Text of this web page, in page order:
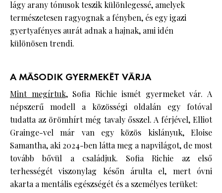
lágy arany tónusok teszik különlegessé, amelyek
természetesen ragyognak a fényben, és egy igazi
gyertyafényes aurát adnak a hajnak, ami idén
különösen trendi.
A MÁSODIK GYERMEKÉT VÁRJA
Mint megírtuk, Sofia Richie ismét gyermeket vár. A
népszerű modell a közösségi oldalán egy fotóval
tudatta az örömhírt még tavaly ősszel. A férjével, Elliot
Grainge-vel már van egy közös kislányuk, Eloise
Samantha, aki 2024-ben látta meg a napvilágot, de most
tovább bővül a családjuk. Sofia Richie az első
terhességét viszonylag későn árulta el, mert óvni
akarta a mentális egészségét és a személyes terüket: